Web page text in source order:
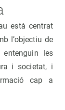
està centrat
l’objectiu de
les
i societat, i
cap a